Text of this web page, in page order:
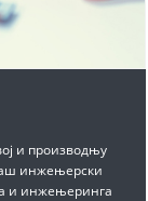
и производњу
инжењерски
и инжењеринга